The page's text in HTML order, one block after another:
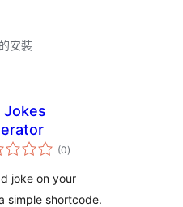
安裝
Jokes
(0總
評)
joke on your
simple shortcode.